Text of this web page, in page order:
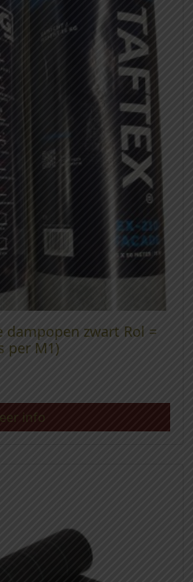
dampopen zwart Rol =
per M1)
info